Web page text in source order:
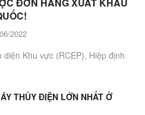
2022
Khu vực (RCEP), Hiệp định
THỦY ĐIỆN LỚN NHẤT Ở